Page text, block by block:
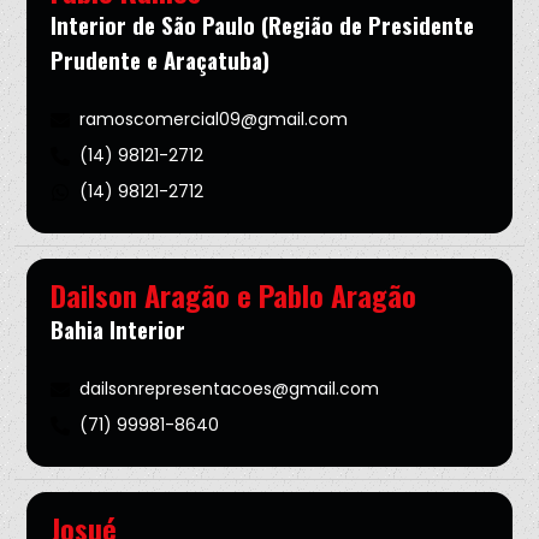
Interior de São Paulo (Região de Presidente
Prudente e Araçatuba)
ramoscomercial09@gmail.com
(14) 98121-2712
(14) 98121-2712
Dailson Aragão e Pablo Aragão
Bahia Interior
dailsonrepresentacoes@gmail.com
(71) 99981-8640
Josué